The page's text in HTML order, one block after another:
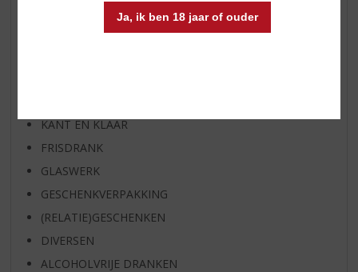
Ja, ik ben 18 jaar of ouder
KANT EN KLAAR
FRISDRANK
GLASWERK
GESCHENKVERPAKKING
(RELATIE)GESCHENKEN
DIVERSEN
ALCOHOLVRIJE DRANKEN